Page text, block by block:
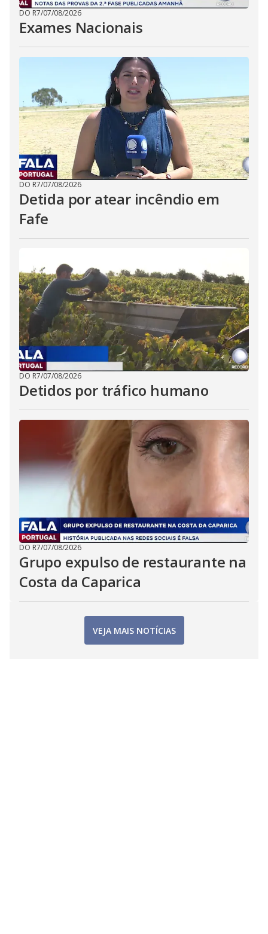
DO R7/07/08/2026
Exames Nacionais
DO R7/07/08/2026
Detida por atear incêndio em
Fafe
DO R7/07/08/2026
Detidos por tráfico humano
DO R7/07/08/2026
Grupo expulso de restaurante na
Costa da Caparica
VEJA MAIS NOTÍCIAS